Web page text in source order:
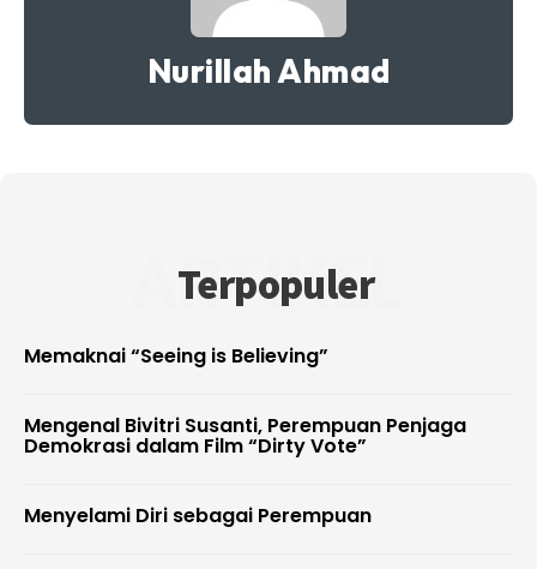
Nurillah Ahmad
Terpopuler
ARTIKEL
Memaknai “Seeing is Believing”
Mengenal Bivitri Susanti, Perempuan Penjaga
Demokrasi dalam Film “Dirty Vote”
Menyelami Diri sebagai Perempuan